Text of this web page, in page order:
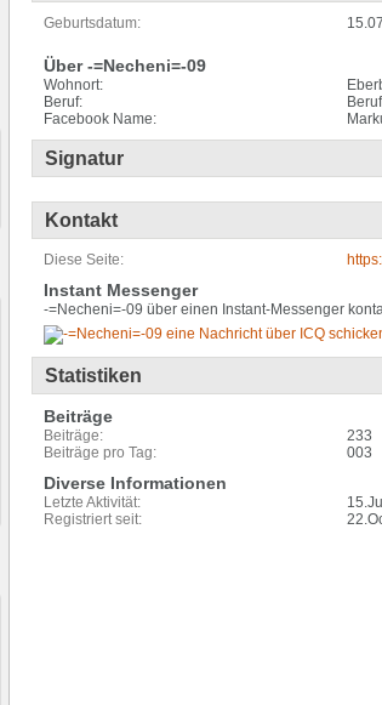
Geburtsdatum
Über -=Necheni=-09
Wohnort:
Beruf:
Facebook Name:
Signatur
Kontakt
Diese Seite
Instant Messenger
-=Necheni=-09 über einen Instant-Messenger
Statistiken
Beiträge
Beiträge
233
Beiträge pro Tag
003
Diverse Informationen
Letzte Aktivität
Registriert seit